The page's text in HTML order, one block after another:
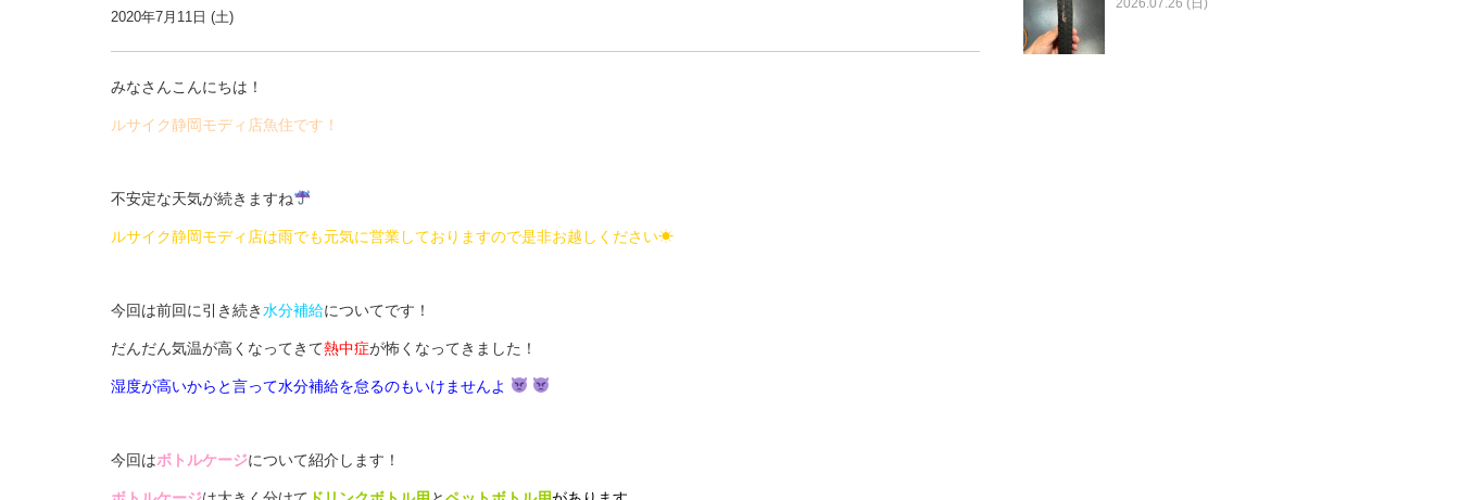
2020年7月11日 (土)
みなさんこんにちは！
ルサイク静岡モディ店魚住です！
不安定な天気が続きますね
ルサイク静岡モディ店は雨でも元気に営業しておりますので是非お越しください☀
今回は前回に引き続き水分補給についてです！
だんだん気温が高くなってきて熱中症が怖くなってきました！
湿度が高いからと言って水分補給を怠るのもいけませんよ
今回はボトルケージについて紹介します！
2026.07.26 (日)